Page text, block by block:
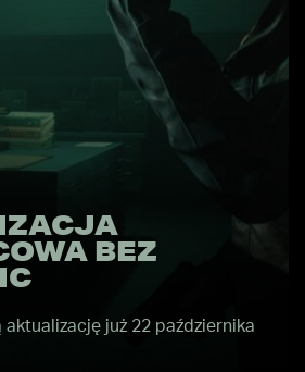
BEZ
aktualizację już 22 października